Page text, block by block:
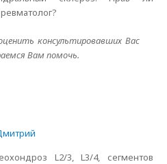
консультировавших Вас
Вам помочь.
L2/3, L3/4, сегментов